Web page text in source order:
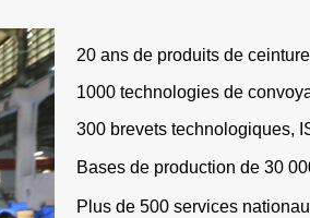
20 ans de produits de
1000 technologies de
300 brevets technologiques,
Bases de production de 30
Plus de 500 services